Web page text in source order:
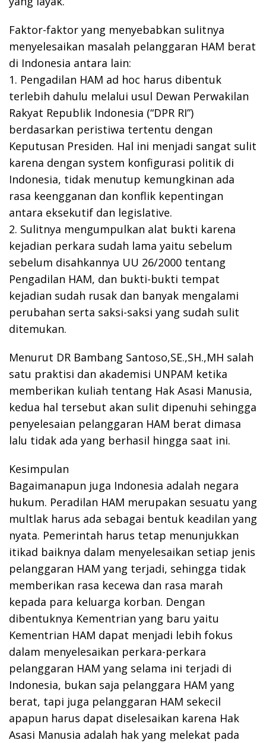
Faktor-faktor yang menyebabkan sulitnya
menyelesaikan masalah pelanggaran HAM berat
di Indonesia antara lain:
1. Pengadilan HAM ad hoc harus dibentuk
terlebih dahulu melalui usul Dewan Perwakilan
Rakyat Republik Indonesia (“DPR RI”)
berdasarkan peristiwa tertentu dengan
Keputusan Presiden. Hal ini menjadi sangat sulit
karena dengan system konfigurasi politik di
Indonesia, tidak menutup kemungkinan ada
rasa keengganan dan konflik kepentingan
antara eksekutif dan legislative.
2. Sulitnya mengumpulkan alat bukti karena
kejadian perkara sudah lama yaitu sebelum
sebelum disahkannya UU 26/2000 tentang
Pengadilan HAM, dan bukti-bukti tempat
kejadian sudah rusak dan banyak mengalami
perubahan serta saksi-saksi yang sudah sulit
ditemukan.
Menurut DR Bambang Santoso,SE.,SH.,MH salah
satu praktisi dan akademisi UNPAM ketika
memberikan kuliah tentang Hak Asasi Manusia,
kedua hal tersebut akan sulit dipenuhi sehingga
penyelesaian pelanggaran HAM berat dimasa
lalu tidak ada yang berhasil hingga saat ini.
Kesimpulan
Bagaimanapun juga Indonesia adalah negara
hukum. Peradilan HAM merupakan sesuatu yang
multlak harus ada sebagai bentuk keadilan yang
nyata. Pemerintah harus tetap menunjukkan
itikad baiknya dalam menyelesaikan setiap jenis
pelanggaran HAM yang terjadi, sehingga tidak
memberikan rasa kecewa dan rasa marah
kepada para keluarga korban. Dengan
dibentuknya Kementrian yang baru yaitu
Kementrian HAM dapat menjadi lebih fokus
dalam menyelesaikan perkara-perkara
pelanggaran HAM yang selama ini terjadi di
Indonesia, bukan saja pelanggara HAM yang
berat, tapi juga pelanggaran HAM sekecil
apapun harus dapat diselesaikan karena Hak
Asasi Manusia adalah hak yang melekat pada